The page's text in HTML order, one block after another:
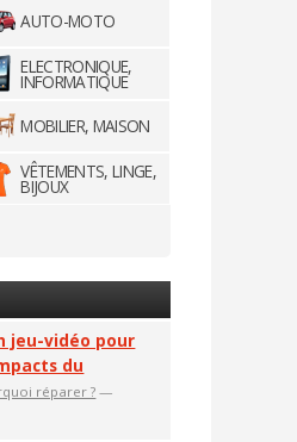
AUTO-MOTO
ELECTRONIQUE,
INFORMATIQUE
MOBILIER, MAISON
VÊTEMENTS, LINGE,
BIJOUX
jeu-vidéo pour
du
réparer ?—